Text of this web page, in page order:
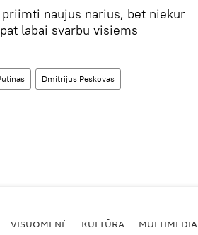
naujus narius, bet niekur
labai svarbu visiems
Dmitrijus Peskovas
VISUOMENĖ KULTŪRA MULTIMEDIA